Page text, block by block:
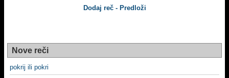
Dodaj reč - Predloži
Nove reči
pokrij ili pokri